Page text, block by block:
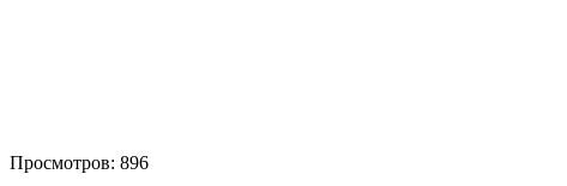
Просмотров: 896